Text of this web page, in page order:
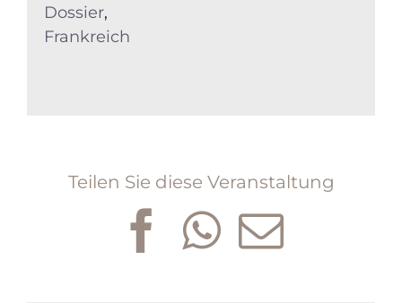
Dossier,
Frankreich
Teilen Sie diese Veranstaltung
Facebook
E-